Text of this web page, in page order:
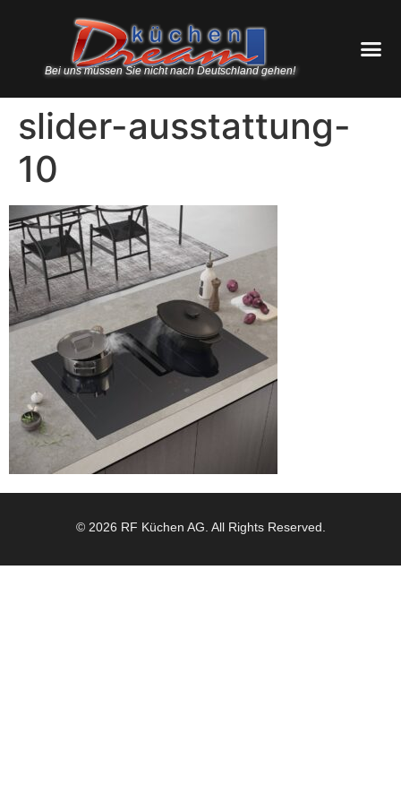
Bei uns müssen Sie nicht nach Deutschland gehen!
slider-ausstattung-
10
© 2026 RF Küchen AG. All Rights Reserved.